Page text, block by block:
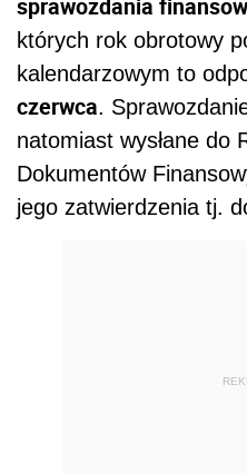
których rok obrotowy
kalendarzowym to
czerwca.
natomiast wysłane do
Dokumentów
jego zatwierdzenia tj.